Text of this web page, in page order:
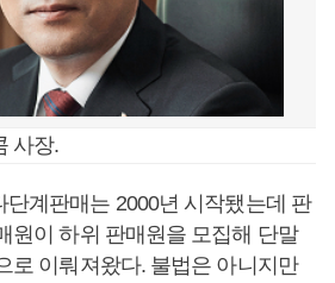
사장.
계판매는 2000년 시작됐는데 판
원이 하위 판매원을 모집해 단말
로 이뤄져왔다. 불법은 아니지만